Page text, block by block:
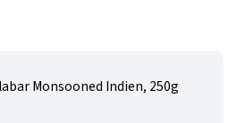
Monsooned Indien, 250g